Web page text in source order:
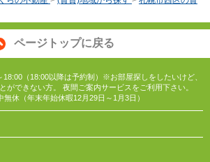
ページトップに戻る
（18:00以降は予約制）※お部屋探しをしたいけど、
ができない方。 夜間ご案内サービスをご利用下さい。
無休（年末年始休暇12月29日～1月3日）